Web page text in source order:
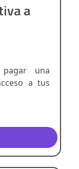
a
una
a tus